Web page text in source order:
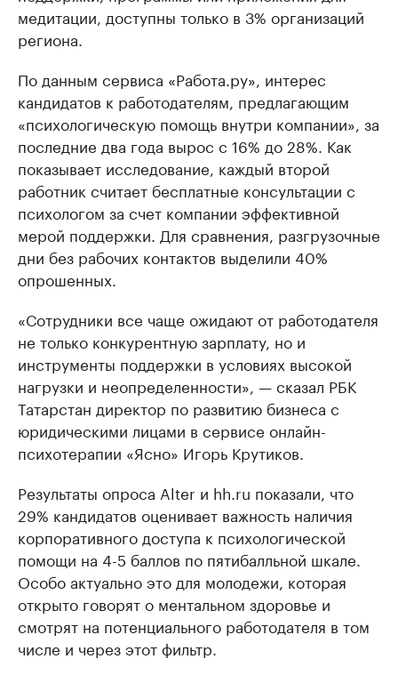
медитации, доступны только в 3% организаций
региона.
По данным сервиса «Работа.ру», интерес
кандидатов к работодателям, предлагающим
«психологическую помощь внутри компании», за
последние два года вырос с 16% до 28%. Как
показывает исследование, каждый второй
работник считает бесплатные консультации с
психологом за счет компании эффективной
мерой поддержки. Для сравнения, разгрузочные
дни без рабочих контактов выделили 40%
опрошенных.
«Сотрудники все чаще ожидают от работодателя
не только конкурентную зарплату, но и
инструменты поддержки в условиях высокой
нагрузки и неопределенности», — сказал РБК
Татарстан директор по развитию бизнеса с
юридическими лицами в сервисе онлайн-
психотерапии «Ясно» Игорь Крутиков.
Результаты опроса Alter и hh.ru показали, что
29% кандидатов оценивает важность наличия
корпоративного доступа к психологической
помощи на 4-5 баллов по пятибалльной шкале.
Особо актуально это для молодежи, которая
открыто говорят о ментальном здоровье и
смотрят на потенциального работодателя в том
числе и через этот фильтр.